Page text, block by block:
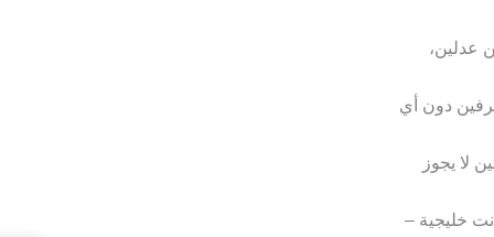
عدلين،
دون أي
لا يجوز
خليجية –